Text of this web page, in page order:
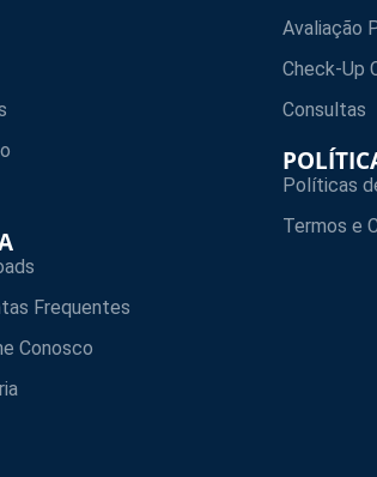
Frequentes
Conosco
Avaliação
Check-Up
Consultas
Políticas
Termos e